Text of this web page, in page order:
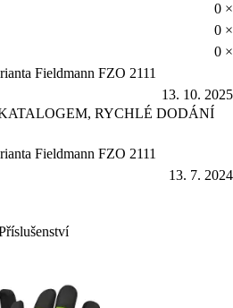
0 ×
0 ×
0 ×
Fieldmann FZO 2111
13. 10. 2025
RYCHLÉ DODÁNÍ
Fieldmann FZO 2111
13. 7. 2024